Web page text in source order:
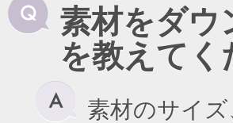
素材をダウ
を教えてく
素材のサイ